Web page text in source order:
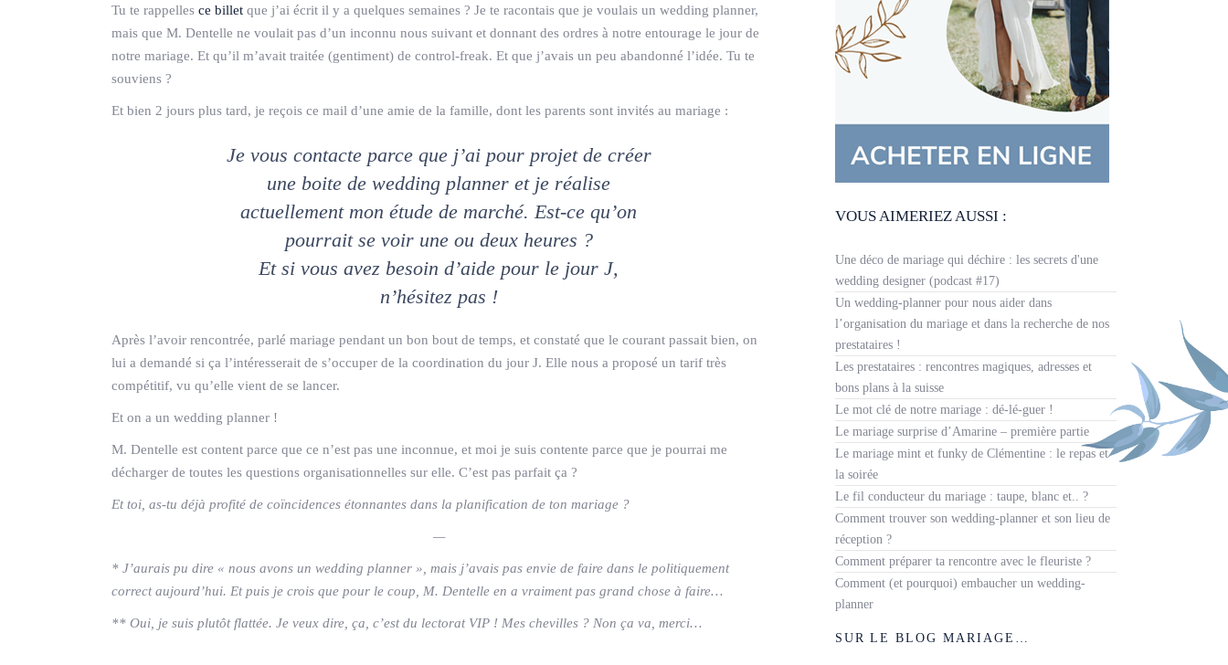
Tu te rappelles ce billet que j’ai écrit il y a quelques semaines ? Je te racontais que je voulais un wedding planner,
mais que M. Dentelle ne voulait pas d’un inconnu nous suivant et donnant des ordres à notre entourage le jour de
notre mariage. Et qu’il m’avait traitée (gentiment) de control-freak. Et que j’avais un peu abandonné l’idée. Tu te
souviens ?
Et bien 2 jours plus tard, je reçois ce mail d’une amie de la famille, dont les parents sont invités au mariage :
Je vous contacte parce que j’ai pour projet de créer
une boite de wedding planner et je réalise
actuellement mon étude de marché. Est-ce qu’on
pourrait se voir une ou deux heures ?
Et si vous avez besoin d’aide pour le jour J,
n’hésitez pas !
Après l’avoir rencontrée, parlé mariage pendant un bon bout de temps, et constaté que le courant passait bien, on
lui a demandé si ça l’intéresserait de s’occuper de la coordination du jour J. Elle nous a proposé un tarif très
compétitif, vu qu’elle vient de se lancer.
Et on a un wedding planner !
M. Dentelle est content parce que ce n’est pas une inconnue, et moi je suis contente parce que je pourrai me
décharger de toutes les questions organisationnelles sur elle. C’est pas parfait ça ?
Et toi, as-tu déjà profité de coïncidences étonnantes dans la planification de ton mariage ?
—
* J’aurais pu dire « nous avons un wedding planner », mais j’avais pas envie de faire dans le politiquement
correct aujourd’hui. Et puis je crois que pour le coup, M. Dentelle en a vraiment pas grand chose à faire…
** Oui, je suis plutôt flattée. Je veux dire, ça, c’est du lectorat VIP ! Mes chevilles ? Non ça va, merci…
VOUS AIMERIEZ AUSSI :
Une déco de mariage qui déchire : les secrets d'une
wedding designer (podcast #17)
Un wedding-planner pour nous aider dans
l’organisation du mariage et dans la recherche de nos
prestataires !
Les prestataires : rencontres magiques, adresses et
bons plans à la suisse
Le mot clé de notre mariage : dé-lé-guer !
Le mariage surprise d’Amarine – première partie
Le mariage mint et funky de Clémentine : le repas et
la soirée
Le fil conducteur du mariage : taupe, blanc et.. ?
Comment trouver son wedding-planner et son lieu de
réception ?
Comment préparer ta rencontre avec le fleuriste ?
Comment (et pourquoi) embaucher un wedding-
planner
SUR LE BLOG MARIAGE…